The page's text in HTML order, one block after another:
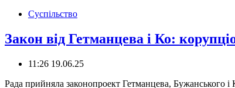
Суспільство
Закон від Гетманцева і Ко:
11:26 19.06.25
Рада прийняла законопроект Гетманцева, Бужанського і